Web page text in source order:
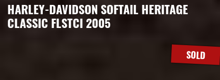
HARLEY-DAVIDSON SOFTAIL HERITAGE
CLASSIC FLSTCI 2005
SOLD